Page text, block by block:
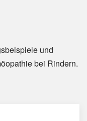
und
bei Rindern.